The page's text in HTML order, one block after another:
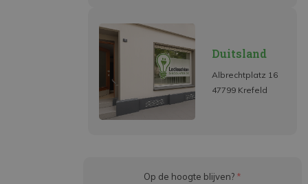
Duitsland
Albrechtplatz 16
47799 Krefeld
Op de hoogte blijven? *